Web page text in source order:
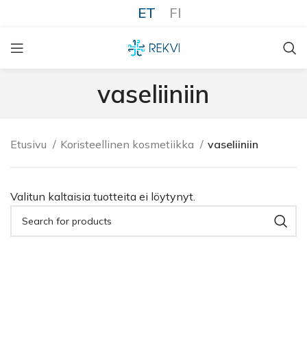
ET FI
vaseliiniin
Etusivu Koristeellinen kosmetiikka vaseliiniin
Valitun kaltaisia tuotteita ei löytynyt.